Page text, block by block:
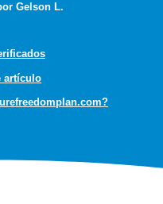
Gelson L.
artículo